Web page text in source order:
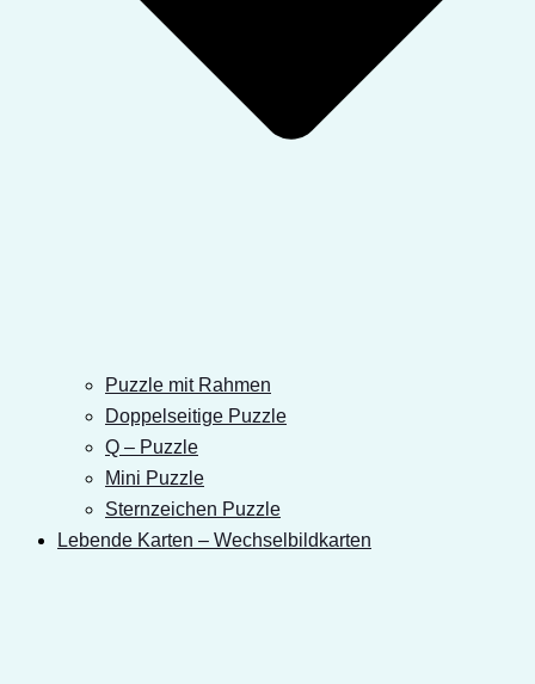
Puzzle mit Rahmen
Doppelseitige Puzzle
Q – Puzzle
Mini Puzzle
Sternzeichen Puzzle
Lebende Karten – Wechselbildkarten